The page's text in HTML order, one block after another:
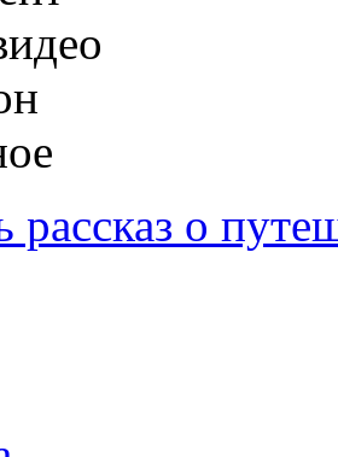
рассказ о